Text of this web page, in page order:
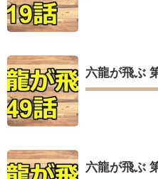
六龍が飛ぶ
六龍が飛ぶ